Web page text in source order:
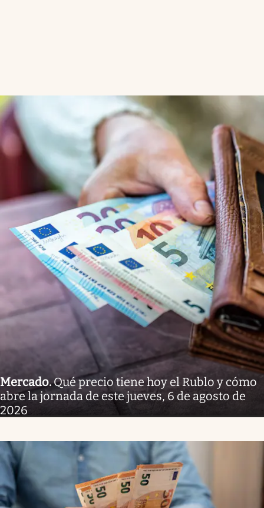
Mercado.Qué precio tiene hoy el Rublo y cómo
abre la jornada de este jueves, 6 de agosto de
2026